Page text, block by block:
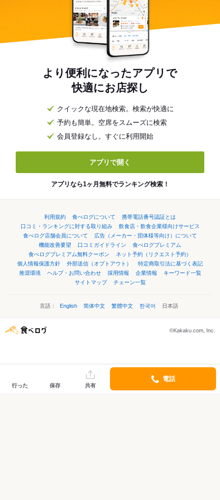
より便利になったアプリで
快適にお店探し
クイックな現在地検索。検索が快適に
予約も簡単。空席をスムーズに検索
会員登録なし。すぐに利用開始
アプリで開く
アプリなら1ヶ月無料でランキング検索！
利用規約 食べログについて
携帯電話番号認証とは
口コミ・ランキングに対する取り組み
飲食店・飲食企業様向けサービス
食べログ店舗会員について
広告（メーカー・団体様等向け）について
機能改善要望
口コミガイドライン
食べログプレミアム
食べログプレミアム無料クーポン
ネット予約（リクエスト予約）
個人情報保護方針
外部送信（オプトアウト）
特定商取引法に基づく表記
推奨環境
ヘルプ・お問い合わせ 採用情報 企業情報
キーワード一覧
サイトマップ
チェーン一覧
言語： English 简体中文 繁體中文 한국어 日本語
©Kakaku.com, Inc.
行った 保存 共有
電話